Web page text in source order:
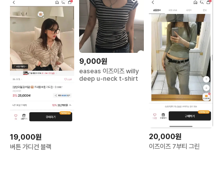
19,000원
버튼 가디건 블랙
9,000원
easeas 이즈이즈 willy
deep u-neck t-shirt
20,000원
이즈이즈 7부티 그린